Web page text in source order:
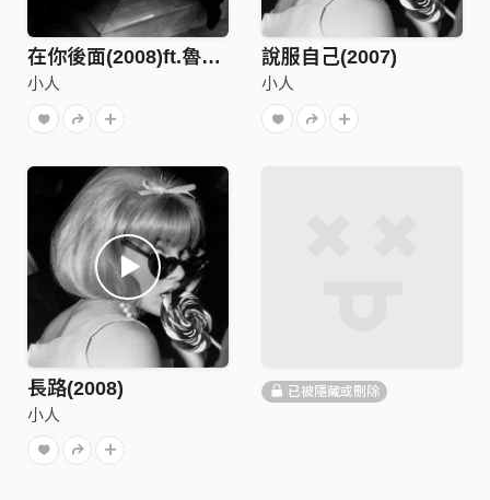
在你後面(2008)ft.魯天嫩
小人
說服自己(2007)
小人
長路(2008)
小人
已被隱藏或刪除